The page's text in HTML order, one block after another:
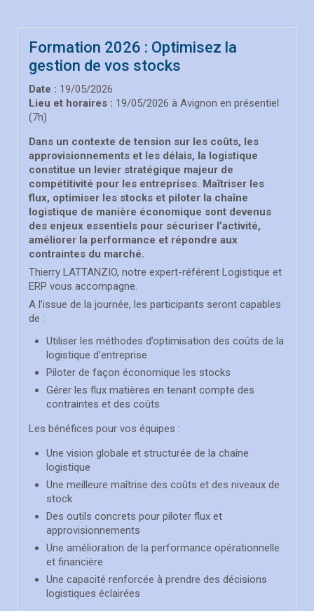
Formation 2026 : Optimisez la
gestion de vos stocks
Date : 19/05/2026
Lieu et horaires : 19/05/2026 à Avignon en présentiel
(7h)
Dans un contexte de tension sur les coûts, les
approvisionnements et les délais, la logistique
constitue un levier stratégique majeur de
compétitivité pour les entreprises. Maîtriser les
flux, optimiser les stocks et piloter la chaîne
logistique de manière économique sont devenus
des enjeux essentiels pour sécuriser l’activité,
améliorer la performance et répondre aux
contraintes du marché.
Thierry LATTANZIO, notre expert-référent Logistique et
ERP vous accompagne.
A l’issue de la journée, les participants seront capables
de :
Utiliser les méthodes d’optimisation des coûts de la
logistique d’entreprise
Piloter de façon économique les stocks
Gérer les flux matières en tenant compte des
contraintes et des coûts
Les bénéfices pour vos équipes :
Une vision globale et structurée de la chaîne
logistique
Une meilleure maîtrise des coûts et des niveaux de
stock
Des outils concrets pour piloter flux et
approvisionnements
Une amélioration de la performance opérationnelle
et financière
Une capacité renforcée à prendre des décisions
logistiques éclairées